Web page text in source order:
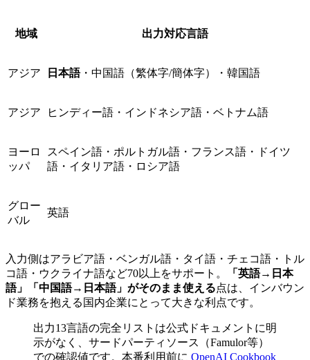
地域 出力対応言語
アジア 日本語・中国語（繁体字/簡体字）・韓国語
アジア ヒンディー語・インドネシア語・ベトナム語
ヨーロ
ッパ
スペイン語・ポルトガル語・フランス語・ドイツ
語・イタリア語・ロシア語
グロー
バル
英語
入力側はアラビア語・ベンガル語・タイ語・チェコ語・トル
コ語・ウクライナ語など70以上をサポート。
「英語→日本
語」「中国語→日本語」がそのまま使える点は、インバウン
ド業務を抱える国内企業にとって大きな利点です。
出力13言語の完全リストは公式ドキュメントに明
示がなく、サードパーティソース（Famulor等）
での確認値です。本番利用前に OpenAI Cookbook